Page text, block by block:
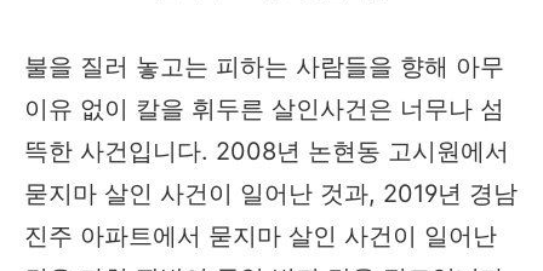
불을 질러 놓고는 피하는 사람들을 향해 아무
이유 없이 칼을 휘두른 살인사건은 너무나 섬
뜩한 사건입니다. 2008년 논현동 고시원에서
묻지마 살인 사건이 일어난 것과, 2019년 경남
진주 아파트에서 묻지마 살인 사건이 일어난